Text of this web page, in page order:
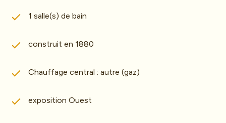
1 salle(s) de bain
construit en 1880
Chauffage central : autre (gaz)
exposition Ouest